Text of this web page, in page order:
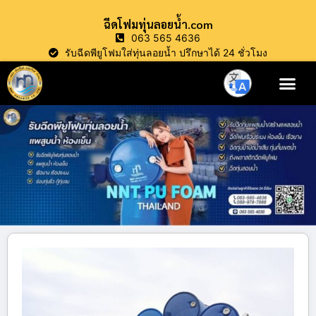
ฉีดโฟมทุ่นลอยน้ำ.com
063 565 4636
รับฉีดพียูโฟมใส่ทุ่นลอยน้ำ ปรึกษาได้ 24 ชั่วโมง